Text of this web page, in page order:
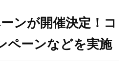
ンが開催決定！コ
ペーンなどを実施